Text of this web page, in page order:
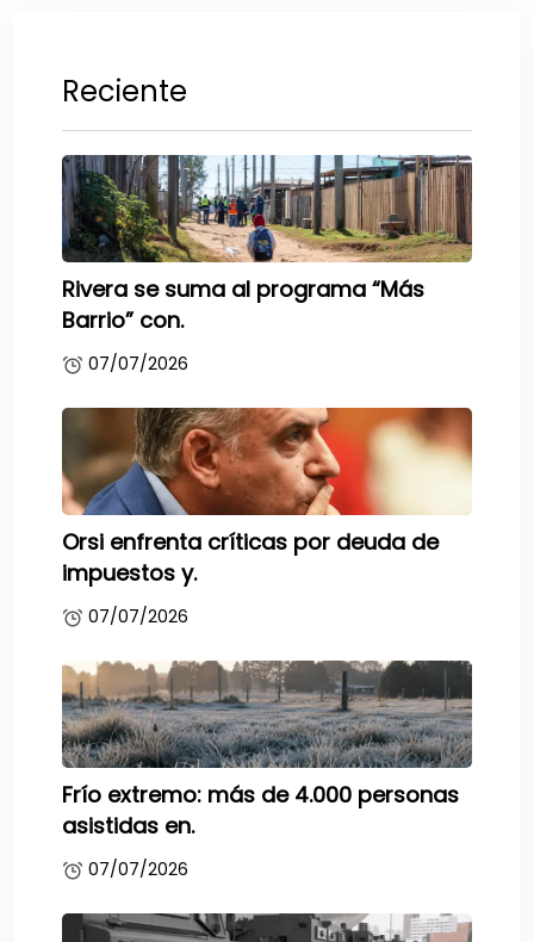
Reciente
Rivera se suma al programa “Más
Barrio” con.
07/07/2026
Orsi enfrenta críticas por deuda de
impuestos y.
07/07/2026
Frío extremo: más de 4.000 personas
asistidas en.
07/07/2026